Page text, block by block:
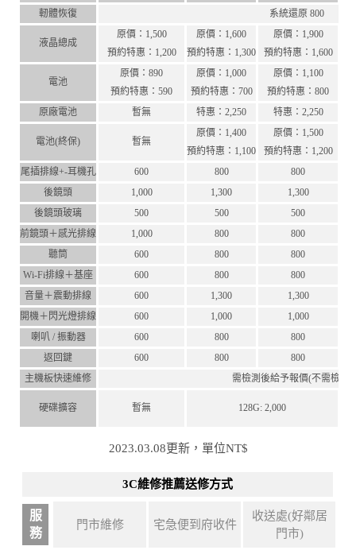
軔體恢復 系統還原 800
液晶總成
原價：1,500
預約特惠：1,200
原價：1,600
預約特惠：1,300
原價：1,900
預約特惠：1,600
電池
原價：890
預約特惠：590
原價：1,000
預約特惠：700
原價：1,100
預約特惠：800
原廠電池
暫無 特惠：2,250 特惠：2,250
電池(終保) 暫無
原價：1,400
預約特惠：1,100
原價：1,500
預約特惠：1,200
尾插排線+-耳機孔
600 800
800
後鏡頭
1,000 1,300
1,300
後鏡頭玻璃
500 500
500
前鏡頭＋感光排線
1,000 800
800
聽筒
600 800
800
Wi-Fi排線＋基座
600 800
800
音量＋震動排線
600 1,300
1,300
開機＋閃光燈排線
600 1,000
1,000
喇叭 / 振動器
600 800
800
返回鍵
600 800
800
主機板快速維修
需檢測後給予報價(不需檢測
硬碟擴容 暫無 128G: 2,000
2023.03.08更新，單位NT$
3C維修推薦送修方式
服
務
門市維修 宅急便到府收件
收送處(好鄰居
門市)